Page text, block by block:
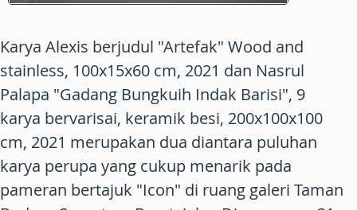
Karya Alexis berjudul "Artefak" Wood and
stainless, 100x15x60 cm, 2021 dan Nasrul
Palapa "Gadang Bungkuih Indak Barisi", 9
karya bervarisai, keramik besi, 200x100x100
cm, 2021 merupakan dua diantara puluhan
karya perupa yang cukup menarik pada
pameran bertajuk "Icon" di ruang galeri Taman